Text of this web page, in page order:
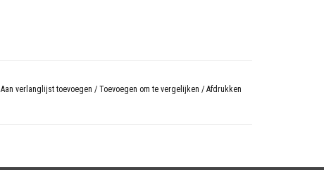
Aan verlanglijst toevoegen / Toevoegen om te vergelijken / Afdrukken